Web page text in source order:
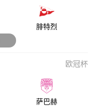
腓特烈
欧冠杯
萨巴赫